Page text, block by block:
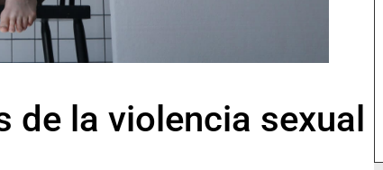
de la violencia sexual